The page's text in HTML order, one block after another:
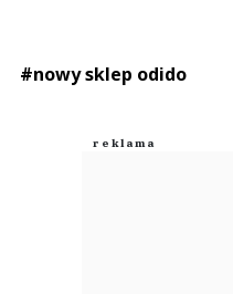
#nowy sklep odido